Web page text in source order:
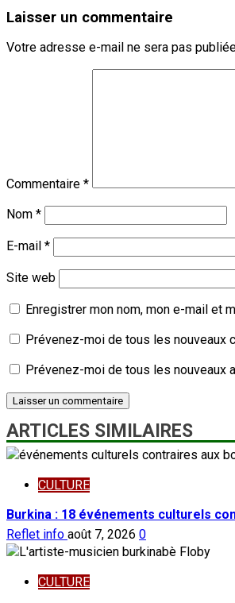
Laisser un commentaire
Votre adresse e-mail ne sera pas
Commentaire *
Nom *
E-mail *
Site web
Enregistrer mon nom, mon e-mail et
Prévenez-moi de tous les nouveaux
Prévenez-moi de tous les nouveaux
ARTICLES SIMILAIRES
CULTURE
Burkina : 18 événements culturels
Reflet info août 7, 2026 0
CULTURE